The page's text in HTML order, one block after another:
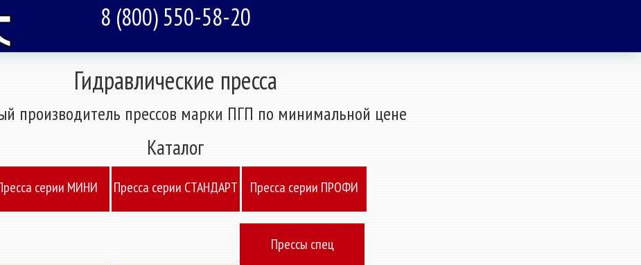
8 (800) 550-58-20
Гидравлические пресса
производитель прессов марки ПГП по минимальной цене
Каталог
серии МИНИ Пресcа серии СТАНДАРТ Пресcа серии ПРОФИ
Прессы спец